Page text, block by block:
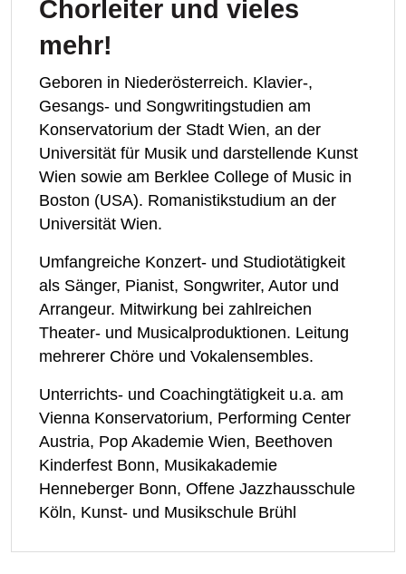
Chorleiter und vieles
mehr!
Geboren in Niederösterreich. Klavier-,
Gesangs- und Songwritingstudien am
Konservatorium der Stadt Wien, an der
Universität für Musik und darstellende Kunst
Wien sowie am Berklee College of Music in
Boston (USA). Romanistikstudium an der
Universität Wien.
Umfangreiche Konzert- und Studiotätigkeit
als Sänger, Pianist, Songwriter, Autor und
Arrangeur. Mitwirkung bei zahlreichen
Theater- und Musicalproduktionen. Leitung
mehrerer Chöre und Vokalensembles.
Unterrichts- und Coachingtätigkeit u.a. am
Vienna Konservatorium, Performing Center
Austria, Pop Akademie Wien, Beethoven
Kinderfest Bonn, Musikakademie
Henneberger Bonn, Offene Jazzhausschule
Köln, Kunst- und Musikschule Brühl